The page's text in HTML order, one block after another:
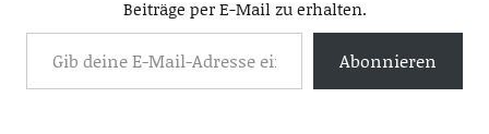
Beiträge per E-Mail zu erhalten.
Abonnieren